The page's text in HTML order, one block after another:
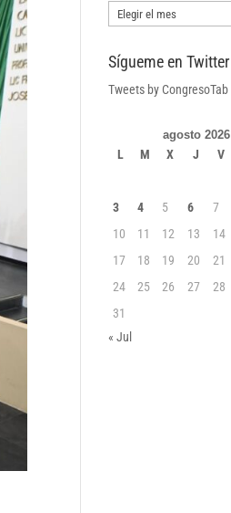
Boletines
Sígueme en Twitter
Tweets by CongresoTab
agosto 2026
L M X J V
3
4 5 6 7
10
11 12 13 14
17
18 19 20 21
24
25 26 27 28
31
« Jul